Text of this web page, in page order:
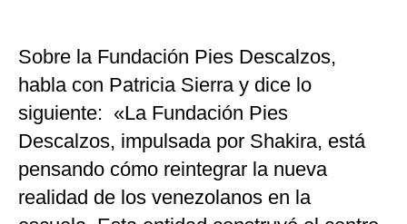
Sobre la Fundación Pies Descalzos,
habla con Patricia Sierra y dice lo
siguiente: «La Fundación Pies
Descalzos, impulsada por Shakira, está
pensando cómo reintegrar la nueva
realidad de los venezolanos en la